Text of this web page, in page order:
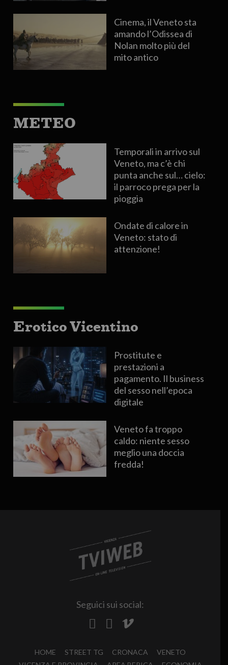
Cinema, il Veneto sta
amando l’Odissea di
Nolan molto più del
mito antico
METEO
Temporali in arrivo sul
Veneto, ma c’è chi
punta anche sul… cielo:
il parroco prega per la
pioggia
Ondate di calore in
Veneto: stato di
attenzione!
Erotico Vicentino
Prostitute e
prestazioni a
pagamento. Il business
del sesso nell’epoca
digitale
Veneto fa troppo
caldo: niente sesso
meglio una doccia
fredda!
Seguici sui social:
HOME STREET TG CRONACA
VENETO